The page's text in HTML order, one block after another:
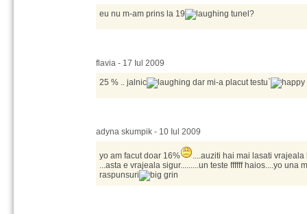
eu nu m-am prins la 19
tunel?
flavia - 17 Iul 2009
25 % .. jalnic
dar mi-a placut testu`
adyna skumpik - 10 Iul 2009
yo am facut doar 16%
....auziti hai mai lasati
...asta e vrajeala sigur.........un teste ffffff haios....yo una
raspunsuri